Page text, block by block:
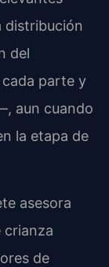
distribución
del
parte y
aun cuando
la etapa de
asesora
crianza
de